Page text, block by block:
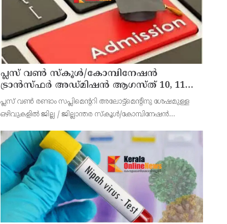
പ്ലസ് വൺ സ്‌കൂൾ/കോമ്പിനേഷൻ
ട്രാൻസ്ഫർ അഡ്മിഷൻ ആഗസ്ത് 10, 11
തീയതികളിൽ
പ്ലസ് വൺ രണ്ടാം സപ്ലിമെന്ററി അലോട്ട്‌മെന്റിനു ശേഷമുള്ള
ഒഴിവുകളിൽ ജില്ല / ജില്ലാന്തര സ്‌കൂൾ/കോമ്പിനേഷൻ
ആഗസ്റ്റ് 7 ന് വൈകിട്ട് 4 മണി വരെ നൽകിയിരുന്നു